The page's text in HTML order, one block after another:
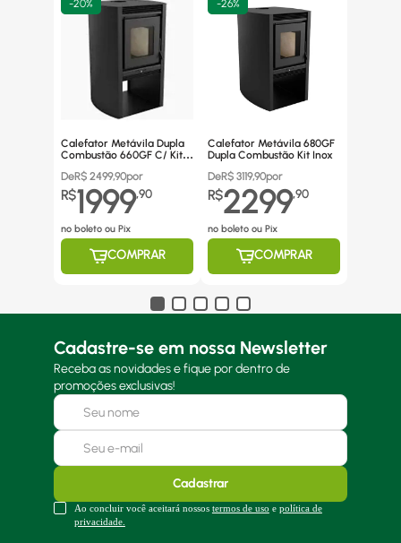
-20%
Calefator Metávila Dupla
Combustão 660GF C/ Kit
DeR$ 2499,90por
R$1999,90
no boleto ou Pix
COMPRAR
-26%
Calefator Metávila 680GF
Dupla Combustão Kit Inox
DeR$ 3119,90por
R$2299,90
no boleto ou Pix
COMPRAR
Cadastre-se em nossa Newsletter
Receba as novidades e fique por dentro de
promoções exclusivas!
Cadastrar
Ao concluir você aceitará nossos termos de uso e política de
privacidade.